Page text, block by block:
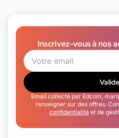
Inscrivez-vous à nos
Email collecté par Edcom,
renseigner sur des offres.
confidentialitéet de